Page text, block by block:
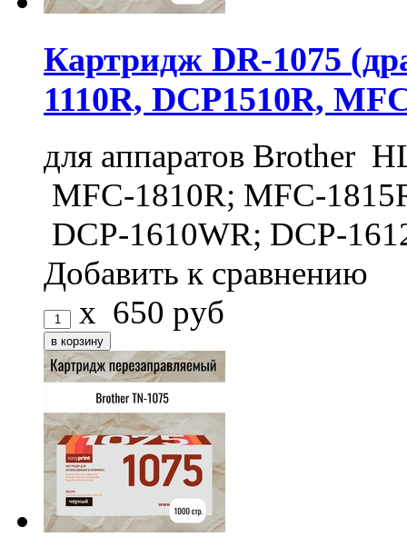
Картридж DR-1075
1110R, DCP1510R,
для аппаратов Brother
MFC-1810R; MFC-
DCP-1610WR; DCP-
Добавить к сравнению
x 650 руб